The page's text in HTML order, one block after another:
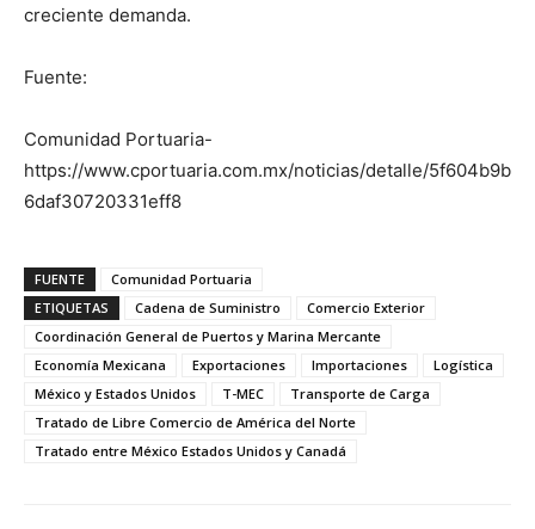
creciente demanda.
Fuente:
Comunidad Portuaria-
https://www.cportuaria.com.mx/noticias/detalle/5f604b9b
6daf30720331eff8
FUENTE
Comunidad Portuaria
ETIQUETAS
Cadena de Suministro
Comercio Exterior
Coordinación General de Puertos y Marina Mercante
Economía Mexicana
Exportaciones Importaciones
Logística
México y Estados Unidos
T-MEC
Transporte de Carga
Tratado de Libre Comercio de América del Norte
Tratado entre México Estados Unidos y Canadá